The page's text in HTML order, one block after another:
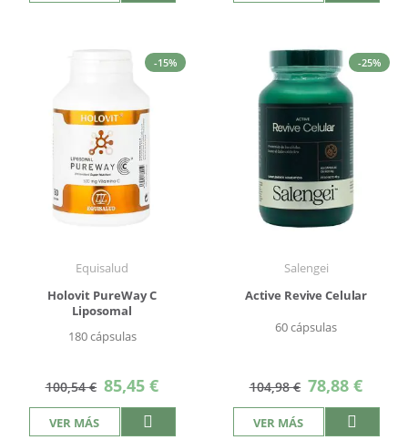
-15%
Equisalud
Holovit PureWay C
Liposomal
180 cápsulas
100,54 € Precio
especial
85,45 €
VER MÁS
-25%
Salengei
Active Revive Celular
60 cápsulas
104,98 € Precio
especial
78,88 €
VER MÁS